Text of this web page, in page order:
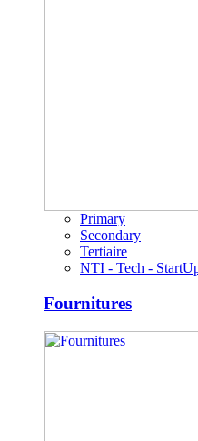
Primary
Secondary
Tertiaire
NTI - Tech -
Fournitures